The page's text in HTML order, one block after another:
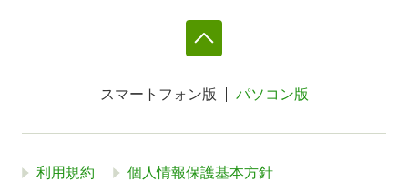
スマートフォン版 パソコン版
利用規約 個人情報保護基本方針